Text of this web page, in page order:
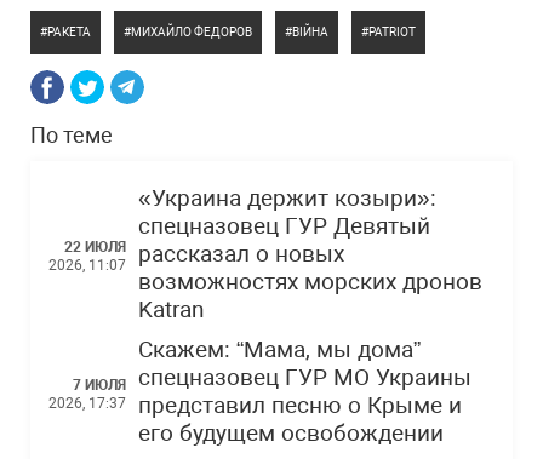
РАКЕТА МИХАЙЛО ФЕДОРОВ ВІЙНА PATRIOT
По теме
22 ИЮЛЯ
2026, 11:07
«Украина держит козыри»:
спецназовец ГУР Девятый
рассказал о новых
возможностях морских дронов
Katran
7 ИЮЛЯ
2026, 17:37
Скажем: “Мама, мы дома”
спецназовец ГУР МО Украины
представил песню о Крыме и
его будущем освобождении